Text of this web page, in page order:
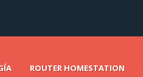
ROUTER HOMESTATION